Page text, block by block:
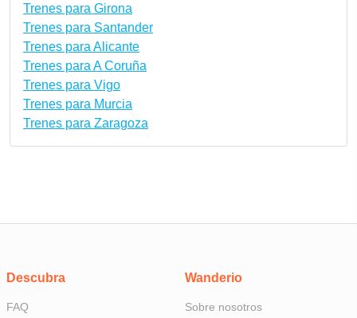
Trenes para Girona
Trenes para Santander
Trenes para Alicante
Trenes para A Coruña
Trenes para Vigo
Trenes para Murcia
Trenes para Zaragoza
Descubra
FAQ
Wanderio
Sobre nosotros